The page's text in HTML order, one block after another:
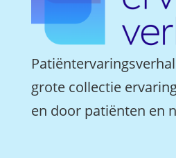
grote collectie
en door patiënten en